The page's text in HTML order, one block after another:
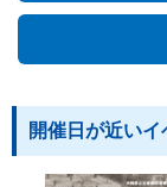
開催日が近いイ